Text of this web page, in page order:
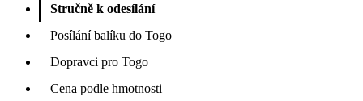
Stručně k odesílání
Posílání balíku do Togo
Dopravci pro Togo
Cena podle hmotnosti